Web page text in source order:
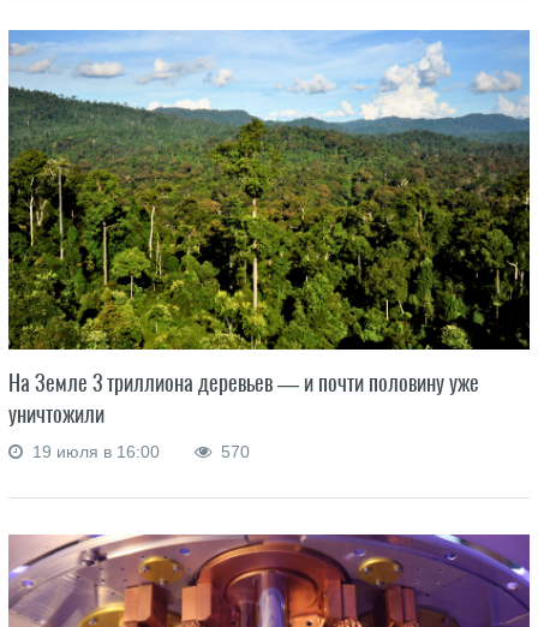
На Земле 3 триллиона деревьев — и почти половину уже
уничтожили
19 июля в 16:00 570